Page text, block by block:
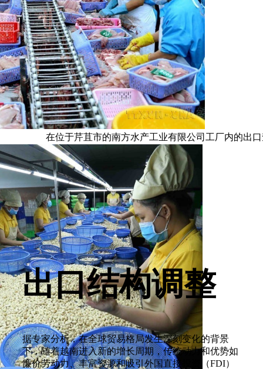
在位于芹苴市的南方水产工业有限公司工厂内的出
出口结构调整
据专家分析，在全球贸易格局发生深刻变化的背景
下，随着越南进入新的增长周期，传统动力和优势如
廉价劳动力、丰富资源和吸引外国直接投资（FDI）